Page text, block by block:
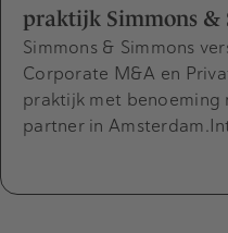
praktijk Simmons &
Simmons & Simmons
Corporate M&A en
praktijk met benoeming
partner in